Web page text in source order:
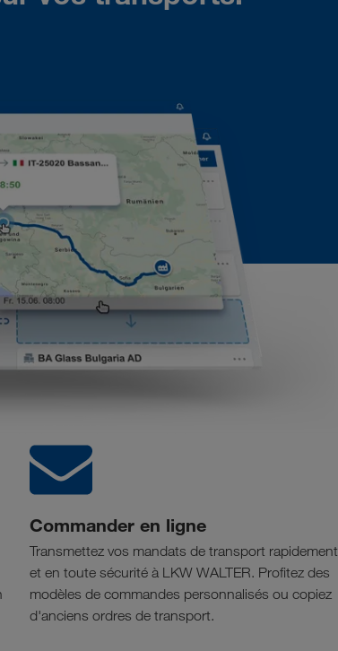
Commander en ligne
Transmettez vos mandats de transport rapidement
et en toute sécurité à LKW WALTER. Profitez des
modèles de commandes personnalisés ou copiez
d'anciens ordres de transport.